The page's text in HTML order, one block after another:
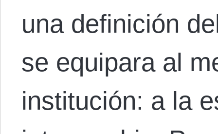
una definición
se equipara al
institución: a la